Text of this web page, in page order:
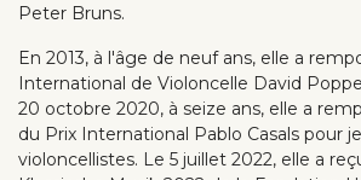
Peter Bruns.
En 2013, à l'âge de neuf ans, elle a
International de Violoncelle David
20 octobre 2020, à seize ans, elle a
du Prix International Pablo Casals pour
violoncellistes. Le 5 juillet 2022, elle a